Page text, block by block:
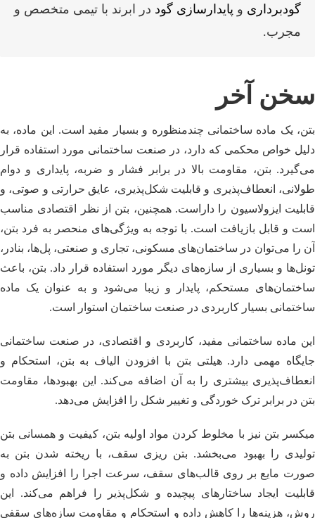
گودبرداری و پایدارسازی گود در ابرند با تیمی متخصص و
مجرب.
سخن آخر
بتن، یک ماده ساختمانی چندمنظوره و بسیار مفید است. این ماده، به
دلیل خواص محکمی که دارد، در صنعت ساختمانی مورد استفاده قرار
می‌گیرد. بتن، مقاومت بالا در برابر فشار و ضربه، پایداری و دوام
طولانی، انعطاف‌پذیری و قابلیت شکل‌پذیری، عایق حرارتی و صوتی، و
قابلیت ایزولاسیون را داراست. همچنین، بتن از نظر اقتصادی مناسب
است و قابل بازیافت است. با توجه به ویژگی‌های منحصر به فرد بتن،
آن را می‌توان در ساختمان‌های مسکونی، تجاری و صنعتی، پل‌ها، بنادر،
تونل‌ها و بسیاری از سازه‌های دیگر مورد استفاده قرار داد. بتن، باعث
ساختمان‌های مستحکم، پایدار و زیبا می‌شود و به عنوان یک ماده
ساختمانی بسیار کاربردی در صنعت ساختمان استوار است.
این ماده ساختمانی مفید، کاربردی و اقتصادی، در صنعت ساختمانی
جایگاه مهمی دارد. هیلتی بتن با افزودن الیاف به بتن، استحکام و
انعطاف‌پذیری بیشتری را به آن اضافه می‌کند. این بهبودها، مقاومت
بتن در برابر ترک خوردگی و تغییر شکل را افزایش می‌دهد.
میکسر بتن نیز با ‌مخلوط کردن مواد اولیه بتن، کیفیت و همسانی بتن
تولیدی را بهبود می‌بخشد. بتن ریزی سقف، با ریخته شدن بتن به
صورت مایع بر روی قالب‌های سقف، سرعت اجرا را افزایش داده و
قابلیت ایجاد ساختارهای پیچیده و شکل‌پذیر را فراهم می‌کند. این
روش، هزینه‌ها را کاهش داده و استحکام و مقاومت سازه‌های سقفی